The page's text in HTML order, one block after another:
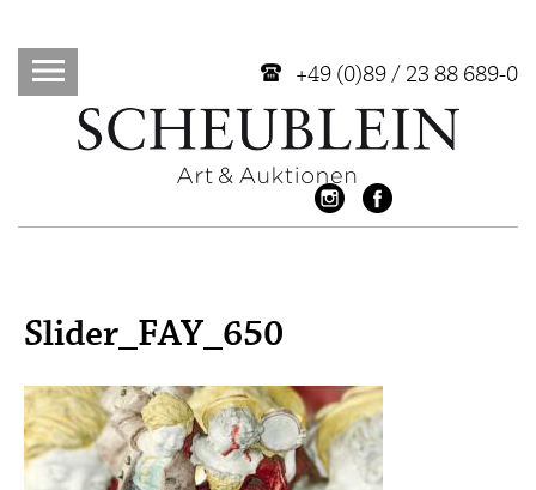
+49 (0)89 / 23 88 689-0
Slider_FAY_650